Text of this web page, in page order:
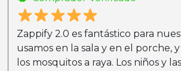
Zappify 2.0 es fantástico para
usamos en la sala y en el porche,
los mosquitos a raya. Los niños y